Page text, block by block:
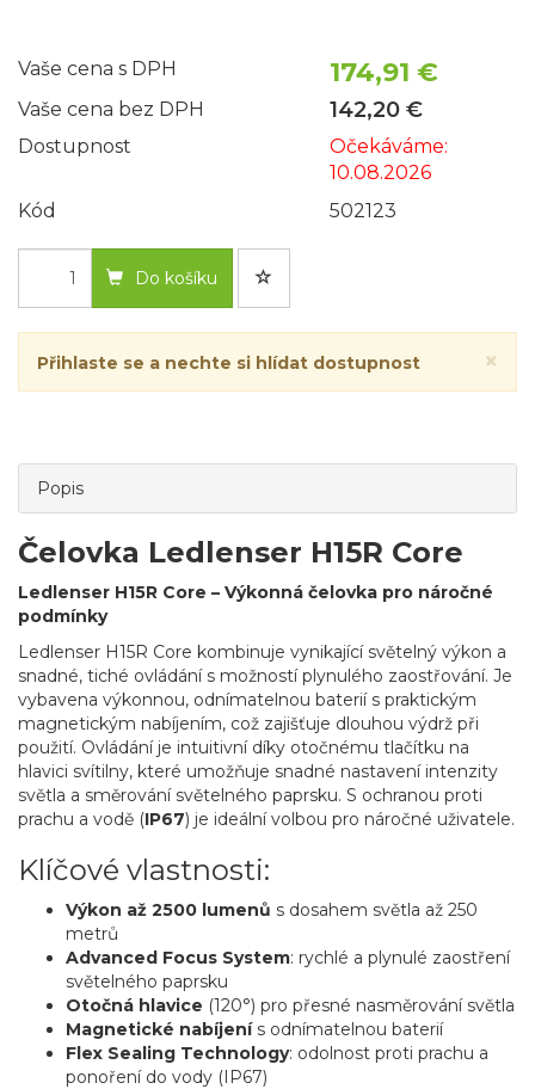
Vaše cena s DPH 174,91 €
Vaše cena bez DPH 142,20 €
Dostupnost
Očekáváme:
10.08.2026
Kód
502123
Do košíku
×
Přihlaste se a nechte si hlídat dostupnost
Popis
Čelovka Ledlenser H15R Core
Ledlenser H15R Core – Výkonná čelovka pro náročné
podmínky
Ledlenser H15R Core kombinuje vynikající světelný výkon a
snadné, tiché ovládání s možností plynulého zaostřování. Je
vybavena výkonnou, odnímatelnou baterií s praktickým
magnetickým nabíjením, což zajišťuje dlouhou výdrž při
použití. Ovládání je intuitivní díky otočnému tlačítku na
hlavici svítilny, které umožňuje snadné nastavení intenzity
světla a směrování světelného paprsku. S ochranou proti
prachu a vodě (IP67) je ideální volbou pro náročné uživatele.
Klíčové vlastnosti:
Výkon až 2500 lumenů s dosahem světla až 250
metrů
Advanced Focus System: rychlé a plynulé zaostření
světelného paprsku
Otočná hlavice (120°) pro přesné nasměrování světla
Magnetické nabíjenís odnímatelnou baterií
Flex Sealing Technology: odolnost proti prachu a
ponoření do vody (IP67)